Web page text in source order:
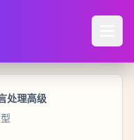
处理高级